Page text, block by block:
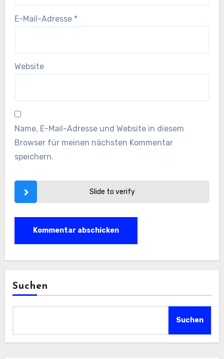
E-Mail-Adresse *
Website
Name, E-Mail-Adresse und Website in diesem
Browser für meinen nächsten Kommentar
speichern.
Slide to verify
Suchen
Suchen